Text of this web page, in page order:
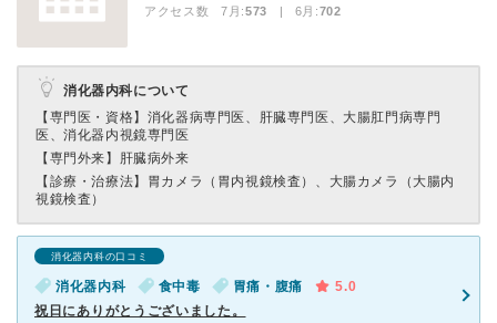
アクセス数 7月:573 | 6月:702
消化器内科について
【専門医・資格】 消化器病専門医、肝臓専門医、大腸肛門病専門
医、消化器内視鏡専門医
【専門外来】 肝臓病外来
【診療・治療法】 胃カメラ（胃内視鏡検査）、大腸カメラ（大腸内
視鏡検査）
消化器内科の口コミ
消化器内科 食中毒 胃痛・腹痛
5.0
祝日にありがとうございました。